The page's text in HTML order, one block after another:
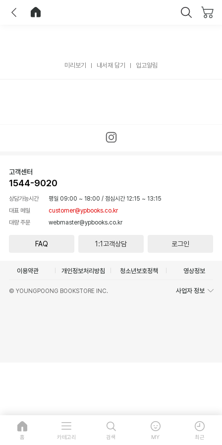
미리보기 내서재 담기 입고알림
고객센터
1544-9020
상담가능시간 평일 09:00 ~ 18:00 / 점심시간 12:15 ~ 13:15
대표 메일
customer@ypbooks.co.kr
대량 주문
webmaster@ypbooks.co.kr
FAQ 1:1고객상담 로그인
이용약관 개인정보처리방침 청소년보호정책 영상정보
© YOUNGPOONG BOOKSTORE INC. 사업자 정보
홈 카테고리 검색 MY 최근